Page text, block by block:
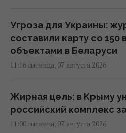
Угроза для Украины:
составили карту со 150
объектами в Беларуси
11:16 пятница, 07 августа 2026
Жирная цель: в Крыму
российский комплекс
11:00 пятница, 07 августа 2026